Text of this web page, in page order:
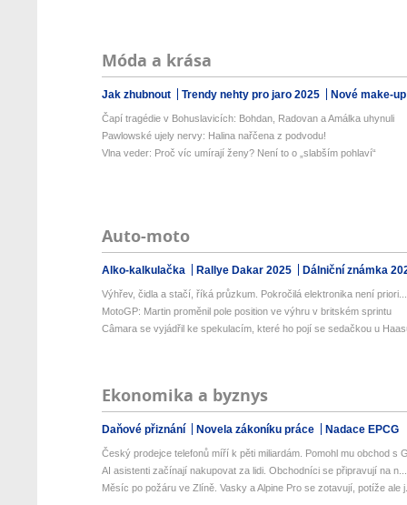
Móda a krása
Jak zhubnout Trendy nehty pro jaro 2025 Nové make-
Čapí tragédie v Bohuslavicích: Bohdan, Radovan a Amálka uhynuli
Pawlowské ujely nervy: Halina nařčena z podvodu!
Vlna veder: Proč víc umírají ženy? Není to o „slabším pohlaví“
Auto-moto
Alko-kalkulačka Rallye Dakar 2025 Dálniční známka
Výhřev, čidla a stačí, říká průzkum. Pokročilá elektronika není priori...
MotoGP: Martin proměnil pole position ve výhru v britském sprintu
Câmara se vyjádřil ke spekulacím, které ho pojí se sedačkou u
Ekonomika a byznys
Daňové přiznání Novela zákoníku práce Nadace EPCG
Český prodejce telefonů míří k pěti miliardám. Pomohl mu obchod s
AI asistenti začínají nakupovat za lidi. Obchodníci se připravují na n...
Měsíc po požáru ve Zlíně. Vasky a Alpine Pro se zotavují, potíže ale